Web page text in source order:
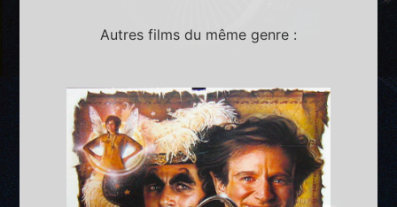
Autres films du même genre :